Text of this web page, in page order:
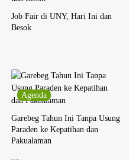
Job Fair di UNY, Hari Ini dan
Besok
Agenda
Garebeg Tahun Ini Tanpa Usung
Paraden ke Kepatihan dan
Pakualaman